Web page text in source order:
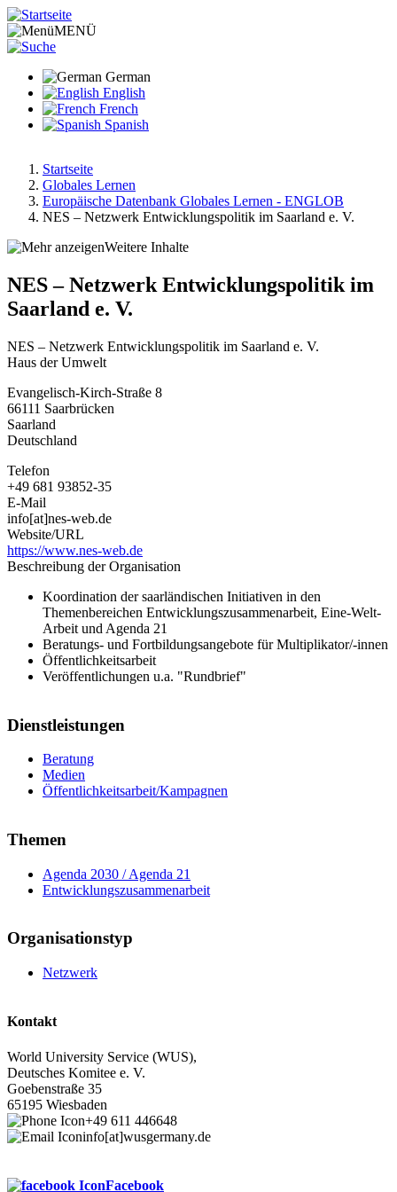
Direkt
zum
Inhalt
MENÜ
German
English
French
Spanish
Pfadnavigation
Startseite
Globales Lernen
Europäische Datenbank Globales Lernen - ENGLOB
NES – Netzwerk Entwicklungspolitik im Saarland e. V.
Weitere Inhalte
NES – Netzwerk Entwicklungspolitik im
Saarland e. V.
NES – Netzwerk Entwicklungspolitik im Saarland e. V.
Haus der Umwelt
Evangelisch-Kirch-Straße 8
66111 Saarbrücken
Saarland
Deutschland
Telefon
+49 681 93852-35
E-Mail
info[at]nes-web.de
Website/URL
https://www.nes-web.de
Beschreibung der Organisation
Koordination der saarländischen Initiativen in den
Themenbereichen Entwicklungszusammenarbeit, Eine-Welt-
Arbeit und Agenda 21
Beratungs- und Fortbildungsangebote für Multiplikator/-innen
Öffentlichkeitsarbeit
Veröffentlichungen u.a. "Rundbrief"
Dienstleistungen
Beratung
Medien
Öffentlichkeitsarbeit/Kampagnen
Themen
Agenda 2030 / Agenda 21
Entwicklungszusammenarbeit
Organisationstyp
Netzwerk
Kontakt
World University Service (WUS),
Deutsches Komitee e. V.
Goebenstraße 35
65195 Wiesbaden
+49 611 446648
info[at]wusgermany.de
Facebook